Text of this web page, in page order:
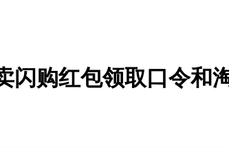
闪购红包领取口令和